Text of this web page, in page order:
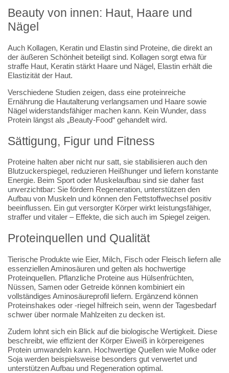
Beauty von innen: Haut, Haare und
Nägel
Auch Kollagen, Keratin und Elastin sind Proteine, die direkt an
der äußeren Schönheit beteiligt sind. Kollagen sorgt etwa für
straffe Haut, Keratin stärkt Haare und Nägel, Elastin erhält die
Elastizität der Haut.
Verschiedene Studien zeigen, dass eine proteinreiche
Ernährung die Hautalterung verlangsamen und Haare sowie
Nägel widerstandsfähiger machen kann. Kein Wunder, dass
Protein längst als „Beauty-Food“ gehandelt wird.
Sättigung, Figur und Fitness
Proteine halten aber nicht nur satt, sie stabilisieren auch den
Blutzuckerspiegel, reduzieren Heißhunger und liefern konstante
Energie. Beim Sport oder Muskelaufbau sind sie daher fast
unverzichtbar: Sie fördern Regeneration, unterstützen den
Aufbau von Muskeln und können den Fettstoffwechsel positiv
beeinflussen. Ein gut versorgter Körper wirkt leistungsfähiger,
straffer und vitaler – Effekte, die sich auch im Spiegel zeigen.
Proteinquellen und Qualität
Tierische Produkte wie Eier, Milch, Fisch oder Fleisch liefern alle
essenziellen Aminosäuren und gelten als hochwertige
Proteinquellen. Pflanzliche Proteine aus Hülsenfrüchten,
Nüssen, Samen oder Getreide können kombiniert ein
vollständiges Aminosäureprofil liefern. Ergänzend können
Proteinshakes oder -riegel hilfreich sein, wenn der Tagesbedarf
schwer über normale Mahlzeiten zu decken ist.
Zudem lohnt sich ein Blick auf die biologische Wertigkeit. Diese
beschreibt, wie effizient der Körper Eiweiß in körpereigenes
Protein umwandeln kann. Hochwertige Quellen wie Molke oder
Soja werden beispielsweise besonders gut verwertet und
unterstützen Aufbau und Regeneration optimal.